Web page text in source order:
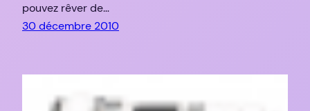
pouvez rêver de…
30 décembre 2010